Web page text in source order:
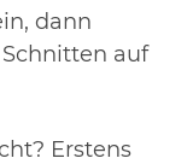
dann
auf
Erstens